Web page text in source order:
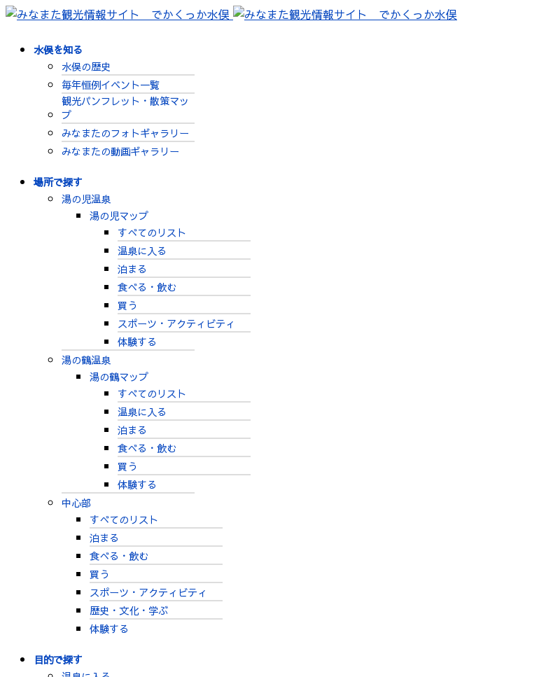
水俣を知る
水俣の歴史
毎年恒例イベント一覧
観光パンフレット・散策マッ
プ
みなまたのフォトギャラリー
みなまたの動画ギャラリー
場所で探す
湯の児温泉
湯の児マップ
すべてのリスト
温泉に入る
泊まる
食べる・飲む
買う
スポーツ・アクティビティ
体験する
湯の鶴温泉
湯の鶴マップ
すべてのリスト
温泉に入る
泊まる
食べる・飲む
買う
体験する
中心部
すべてのリスト
泊まる
食べる・飲む
買う
スポーツ・アクティビティ
歴史・文化・学ぶ
体験する
目的で探す